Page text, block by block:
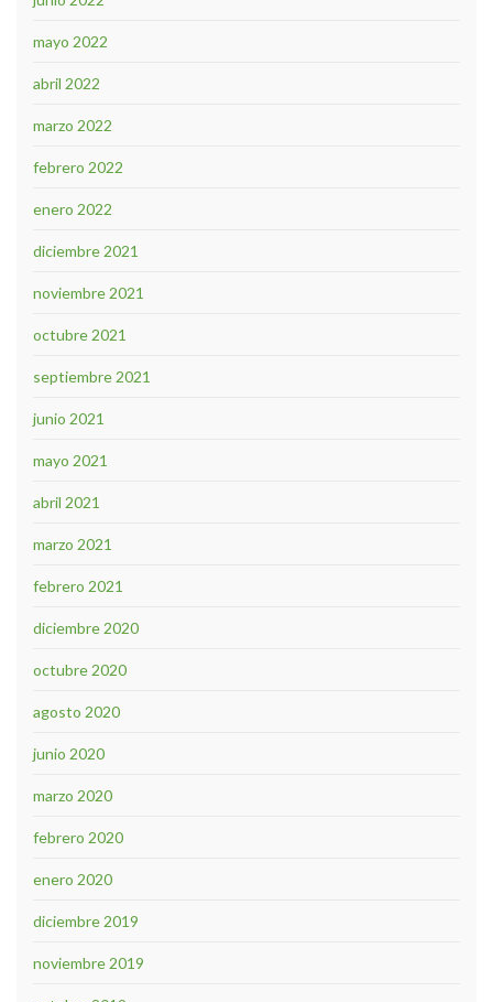
mayo 2022
abril 2022
marzo 2022
febrero 2022
enero 2022
diciembre 2021
noviembre 2021
octubre 2021
septiembre 2021
junio 2021
mayo 2021
abril 2021
marzo 2021
febrero 2021
diciembre 2020
octubre 2020
agosto 2020
junio 2020
marzo 2020
febrero 2020
enero 2020
diciembre 2019
noviembre 2019